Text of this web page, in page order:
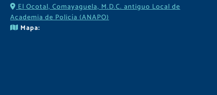
El Ocotal, Comayaguela, M.D.C. antiguo Local de
Academia de Policía (ANAPO)
Mapa: